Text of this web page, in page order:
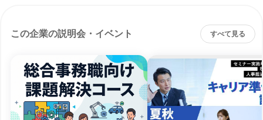
この企業の説明会・イベント すべて見る